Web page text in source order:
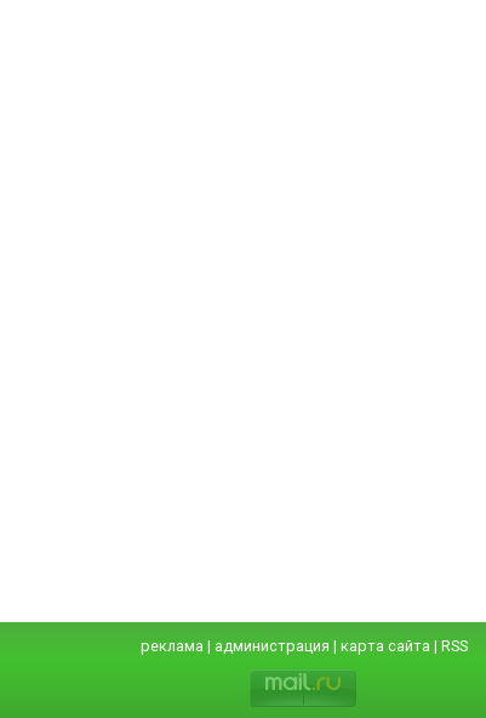
реклама | администрация | карта сайта | RSS